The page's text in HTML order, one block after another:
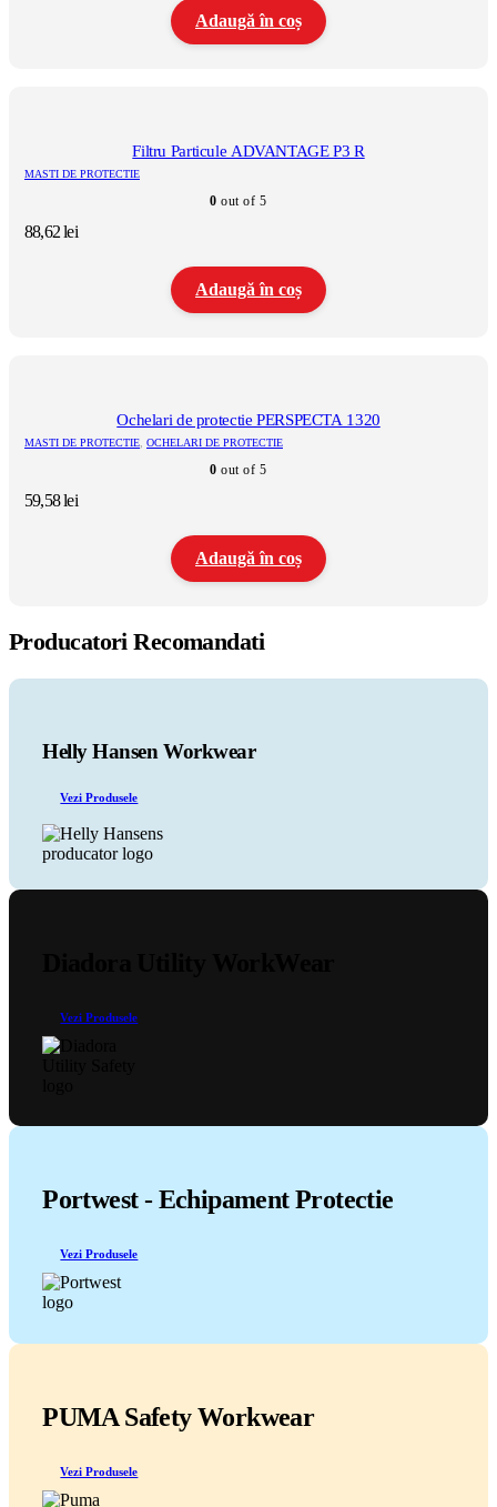
Adaugă în coș
Filtru Particule ADVANTAGE P3 R
MASTI DE PROTECTIE
0 out of 5
88,62lei
Adaugă în coș
Ochelari de protectie PERSPECTA 1320
MASTI DE PROTECTIE, OCHELARI DE PROTECTIE
0 out of 5
59,58lei
Adaugă în coș
Producatori Recomandati
Helly Hansen Workwear
Vezi Produsele
Vezi Produsele
Portwest - Echipament Protectie
Vezi Produsele
PUMA Safety Workwear
Vezi Produsele